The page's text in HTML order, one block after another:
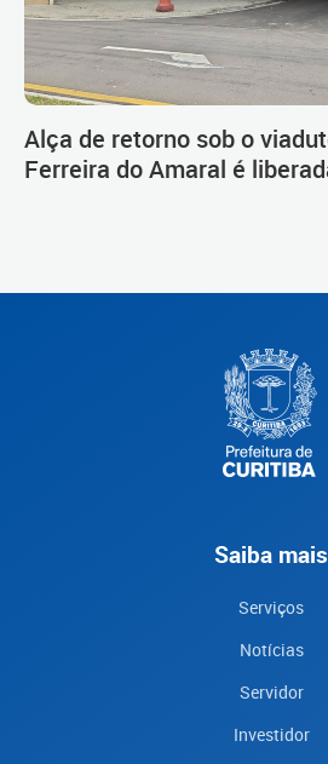
Alça de retorno sob o
Ferreira do Amaral é
Saiba mais
Serviços
Notícias
Servidor
Investidor